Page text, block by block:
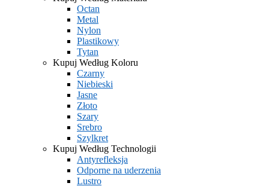
Octan
Metal
Nylon
Plastikowy
Tytan
Kupuj Według Koloru
Czarny
Niebieski
Jasne
Złoto
Szary
Srebro
Szylkret
Kupuj Według Technologii
Antyrefleksja
Odporne na uderzenia
Lustro